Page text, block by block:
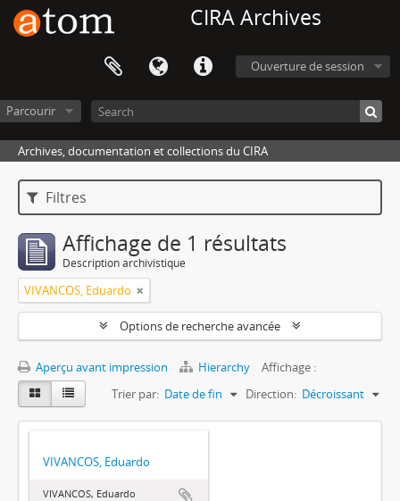
CIRA Archives
Ouverture de session
Parcourir
Archives, documentation et collections du CIRA
Filtres
Affichage de 1 résultats
Description archivistique
VIVANCOS, Eduardo
Options de recherche avancée
Aperçu avant impression Hierarchy
Affichage :
Trier par: Date de fin Direction: Décroissant
VIVANCOS, Eduardo
VIVANCOS, Eduardo